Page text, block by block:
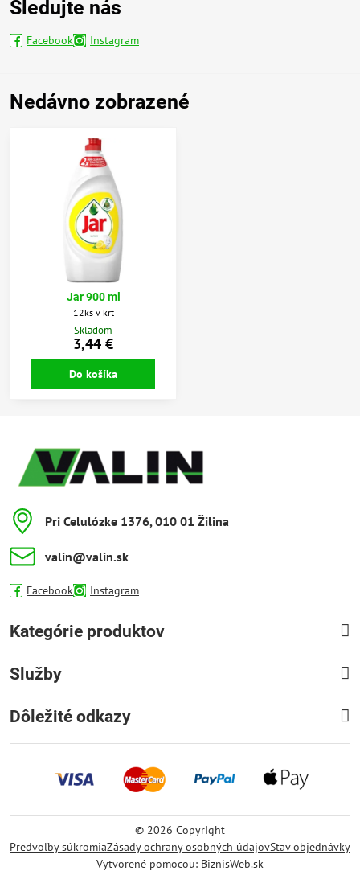
Sledujte nás
Facebook Instagram
Nedávno zobrazené
Jar 900 ml
12ks v krt
Skladom
3,44 €
Do košíka
Pri Celulózke 1376, 010 01 Žilina
valin​@valin​.sk
Facebook Instagram
Kategórie produktov
Služby
Dôležité odkazy
© 2026 Copyright
Predvoľby súkromiaZásady ochrany osobných údajovStav objednávky
Vytvorené pomocou: BiznisWeb.sk